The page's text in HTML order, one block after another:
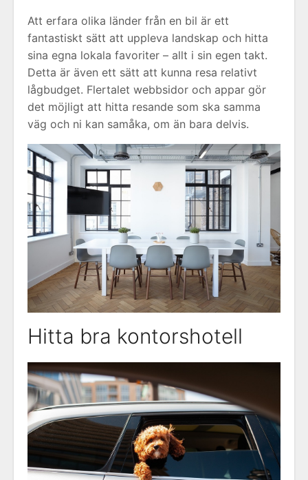
Att erfara olika länder från en bil är ett
fantastiskt sätt att uppleva landskap och hitta
sina egna lokala favoriter – allt i sin egen takt.
Detta är även ett sätt att kunna resa relativt
lågbudget. Flertalet webbsidor och appar gör
det möjligt att hitta resande som ska samma
väg och ni kan samåka, om än bara delvis.
Hitta bra kontorshotell